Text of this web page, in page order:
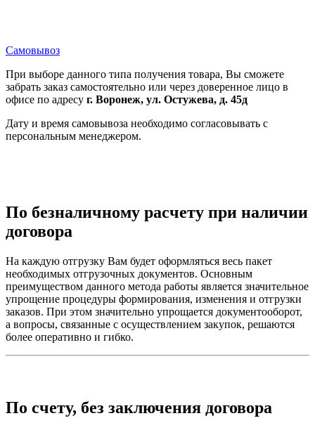
Самовывоз
При выборе данного типа получения товара, Вы сможете
забрать заказ самостоятельно или через доверенное лицо в
офисе по адресу г. Воронеж, ул. Остужева, д. 45д
Дату и время самовывоза необходимо согласовывать с
персональным менеджером.
По безналичному расчету при наличии
договора
На каждую отгрузку Вам будет оформляться весь пакет
необходимых отгрузочных документов. Основным
преимуществом данного метода работы является значительное
упрощение процедуры формирования, изменения и отгрузки
заказов. При этом значительно упрощается документооборот,
а вопросы, связанные с осуществлением закупок, решаются
более оперативно и гибко.
По счету, без заключения договора